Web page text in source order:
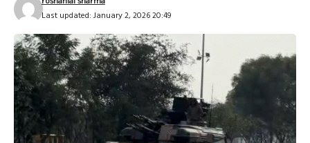
Last updated: January 2, 2026 20:49